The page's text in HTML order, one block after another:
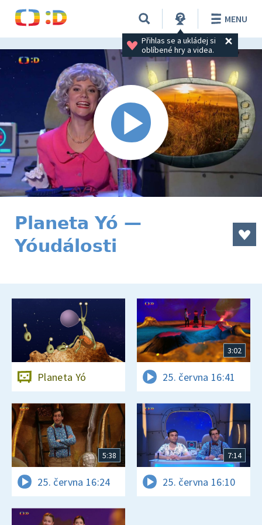
Přihlas se a ukládej si
oblíbené hry a videa.
MENU
Planeta Yó —
Yóudálosti
Planeta Yó
3:02
25. června 16:41
5:38
25. června 16:24
7:14
25. června 16:10